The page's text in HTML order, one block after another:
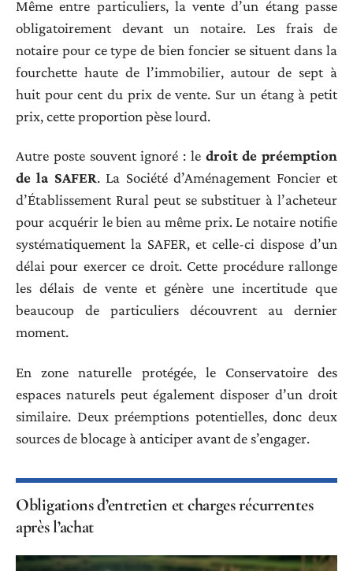
Même entre particuliers, la vente d’un étang passe
obligatoirement devant un notaire. Les frais de
notaire pour ce type de bien foncier se situent dans la
fourchette haute de l’immobilier, autour de sept à
huit pour cent du prix de vente. Sur un étang à petit
prix, cette proportion pèse lourd.
Autre poste souvent ignoré : le droit de préemption
de la SAFER. La Société d’Aménagement Foncier et
d’Établissement Rural peut se substituer à l’acheteur
pour acquérir le bien au même prix. Le notaire notifie
systématiquement la SAFER, et celle-ci dispose d’un
délai pour exercer ce droit. Cette procédure rallonge
les délais de vente et génère une incertitude que
beaucoup de particuliers découvrent au dernier
moment.
En zone naturelle protégée, le Conservatoire des
espaces naturels peut également disposer d’un droit
similaire. Deux préemptions potentielles, donc deux
sources de blocage à anticiper avant de s’engager.
Obligations d’entretien et charges récurrentes
après l’achat